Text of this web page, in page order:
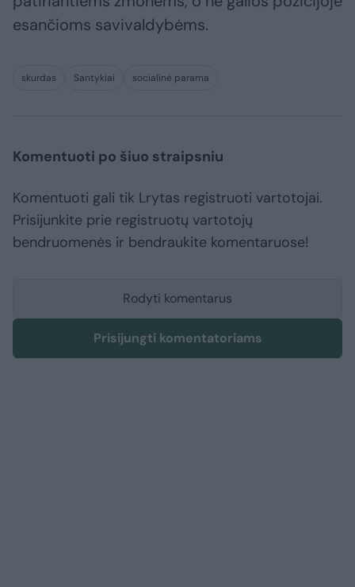
esančioms savivaldybėms.
skurdas Santykiai socialinė parama
Komentuoti po šiuo straipsniu
Komentuoti gali tik Lrytas registruoti vartotojai.
Prisijunkite prie registruotų vartotojų
bendruomenės ir bendraukite komentaruose!
Rodyti komentarus
Prisijungti komentatoriams